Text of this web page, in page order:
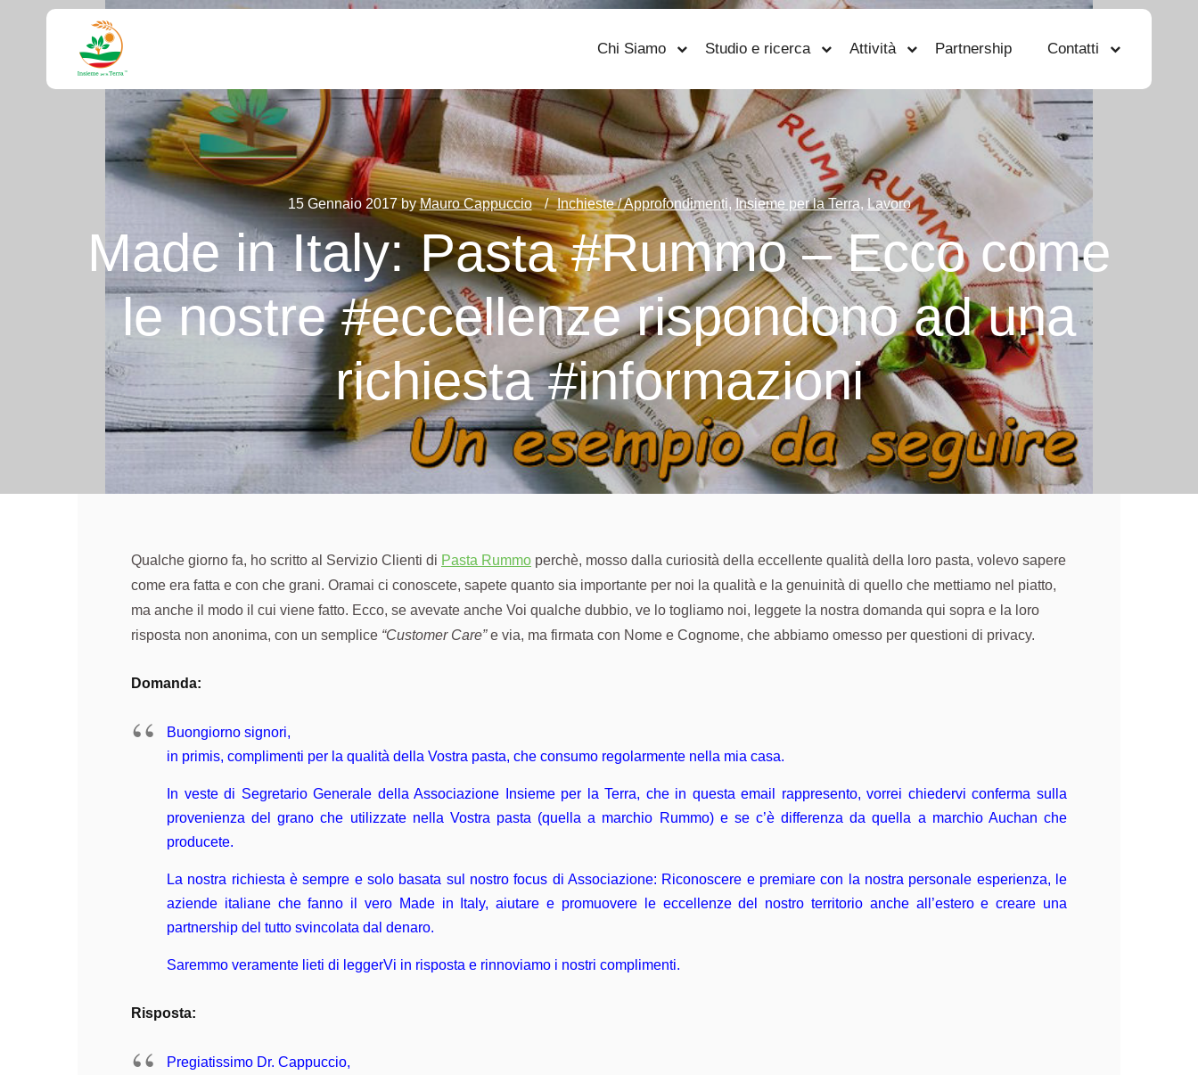
Chi Siamo Studio e ricerca Attività Partnership Contatti
15 Gennaio 2017byMauro Cappuccio Inchieste / Approfondimenti, Insieme per la Terra, Lavoro
Made in Italy: Pasta #Rummo – Ecco come
le nostre #eccellenze rispondono ad una
richiesta #informazioni
Qualche giorno fa, ho scritto al Servizio Clienti di Pasta Rummo perchè, mosso dalla curiosità della eccellente qualità della loro pasta, volevo sapere
come era fatta e con che grani. Oramai ci conoscete, sapete quanto sia importante per noi la qualità e la genuinità di quello che mettiamo nel piatto,
ma anche il modo il cui viene fatto. Ecco, se avevate anche Voi qualche dubbio, ve lo togliamo noi, leggete la nostra domanda qui sopra e la loro
risposta non anonima, con un semplice “Customer Care”e via, ma firmata con Nome e Cognome, che abbiamo omesso per questioni di privacy.
Domanda:
Buongiorno signori,
in primis, complimenti per la qualità della Vostra pasta, che consumo regolarmente nella mia casa.
In veste di Segretario Generale della Associazione Insieme per la Terra, che in questa email rappresento, vorrei chiedervi conferma sulla
provenienza del grano che utilizzate nella Vostra pasta (quella a marchio Rummo) e se c’è differenza da quella a marchio Auchan che
producete.
La nostra richiesta è sempre e solo basata sul nostro focus di Associazione: Riconoscere e premiare con la nostra personale esperienza, le
aziende italiane che fanno il vero Made in Italy, aiutare e promuovere le eccellenze del nostro territorio anche all’estero e creare una
partnership del tutto svincolata dal denaro.
Saremmo veramente lieti di leggerVi in risposta e rinnoviamo i nostri complimenti.
Risposta:
Pregiatissimo Dr. Cappuccio,